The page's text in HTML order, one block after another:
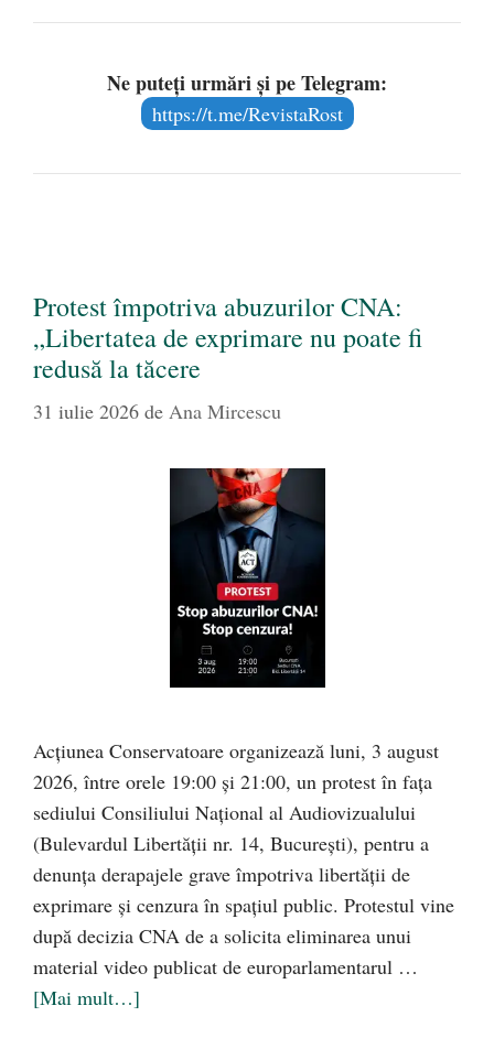
Ne puteți urmări și pe Telegram:
https://t.me/RevistaRost
Protest împotriva abuzurilor CNA:
„Libertatea de exprimare nu poate fi
redusă la tăcere
31 iulie 2026 de Ana Mircescu
Acțiunea Conservatoare organizează luni, 3 august
2026, între orele 19:00 și 21:00, un protest în fața
sediului Consiliului Național al Audiovizualului
(Bulevardul Libertății nr. 14, București), pentru a
denunța derapajele grave împotriva libertății de
exprimare și cenzura în spațiul public. Protestul vine
după decizia CNA de a solicita eliminarea unui
material video publicat de europarlamentarul …
[Mai mult…]